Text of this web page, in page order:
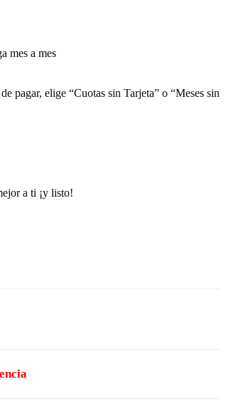
mes a mes
pagar, elige “Cuotas sin Tarjeta” o “Meses sin
a ti ¡y listo!